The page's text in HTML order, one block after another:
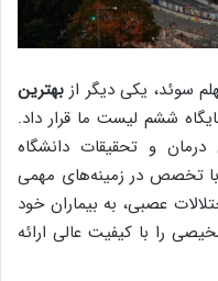
سوئد، یکی دیگر از بهترین
ششم لیست ما قرار داد.
درمان و تحقیقات دانشگاه
با تخصص در زمینه‌های مهمی
عصبی، به بیماران خود
را با کیفیت عالی ارائه